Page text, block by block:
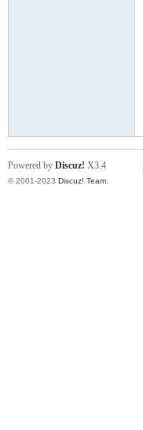
Powered by Discuz! X3.4
© 2001-2023 Discuz! Team.